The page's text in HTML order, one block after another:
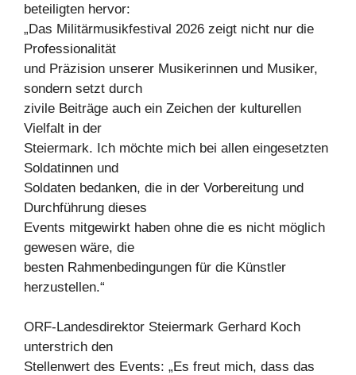
beteiligten hervor:
„Das Militärmusikfestival 2026 zeigt nicht nur die
Professionalität
und Präzision unserer Musikerinnen und Musiker,
sondern setzt durch
zivile Beiträge auch ein Zeichen der kulturellen
Vielfalt in der
Steiermark. Ich möchte mich bei allen eingesetzten
Soldatinnen und
Soldaten bedanken, die in der Vorbereitung und
Durchführung dieses
Events mitgewirkt haben ohne die es nicht möglich
gewesen wäre, die
besten Rahmenbedingungen für die Künstler
herzustellen.“
ORF-Landesdirektor Steiermark Gerhard Koch
unterstrich den
Stellenwert des Events: „Es freut mich, dass das